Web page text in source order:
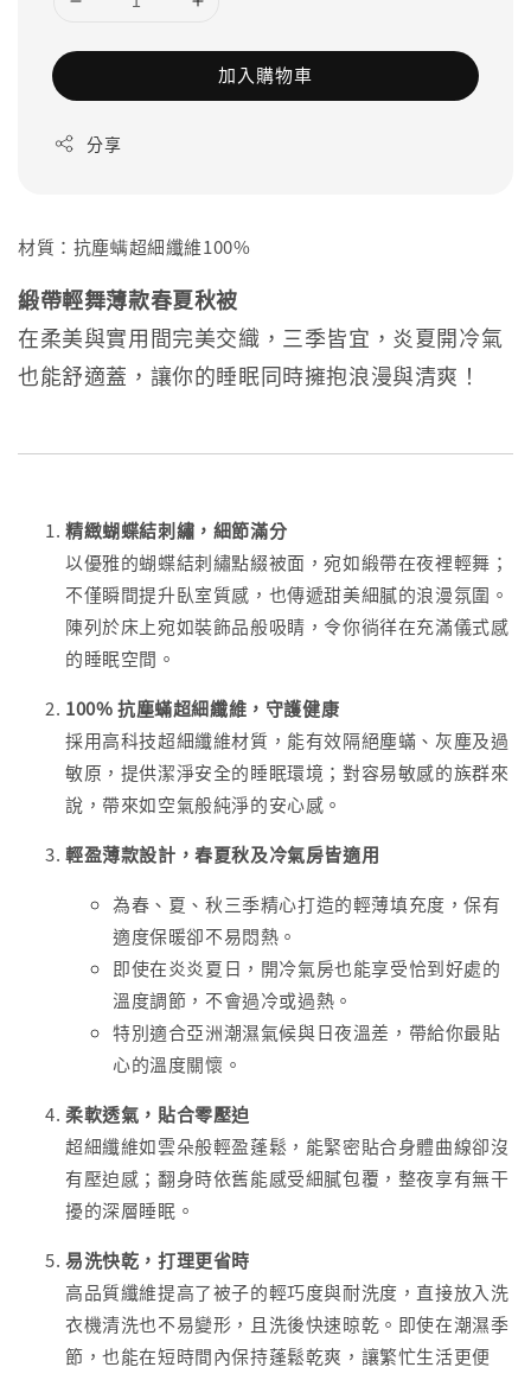
加入購物車
分享
材質：抗塵螨超細纖維100%
緞帶輕舞薄款春夏秋被
在柔美與實用間完美交織，三季皆宜，炎夏開冷氣
也能舒適蓋，讓你的睡眠同時擁抱浪漫與清爽！
精緻蝴蝶結刺繡，細節滿分
以優雅的蝴蝶結刺繡點綴被面，宛如緞帶在夜裡輕舞；
不僅瞬間提升臥室質感，也傳遞甜美細膩的浪漫氛圍。
陳列於床上宛如裝飾品般吸睛，令你徜徉在充滿儀式感
的睡眠空間。
100% 抗塵蟎超細纖維，守護健康
採用高科技超細纖維材質，能有效隔絕塵蟎、灰塵及過
敏原，提供潔淨安全的睡眠環境；對容易敏感的族群來
說，帶來如空氣般純淨的安心感。
輕盈薄款設計，春夏秋及冷氣房皆適用
為春、夏、秋三季精心打造的輕薄填充度，保有
適度保暖卻不易悶熱。
即使在炎炎夏日，開冷氣房也能享受恰到好處的
溫度調節，不會過冷或過熱。
特別適合亞洲潮濕氣候與日夜溫差，帶給你最貼
心的溫度關懷。
柔軟透氣，貼合零壓迫
超細纖維如雲朵般輕盈蓬鬆，能緊密貼合身體曲線卻沒
有壓迫感；翻身時依舊能感受細膩包覆，整夜享有無干
擾的深層睡眠。
易洗快乾，打理更省時
高品質纖維提高了被子的輕巧度與耐洗度，直接放入洗
衣機清洗也不易變形，且洗後快速晾乾。即使在潮濕季
節，也能在短時間內保持蓬鬆乾爽，讓繁忙生活更便